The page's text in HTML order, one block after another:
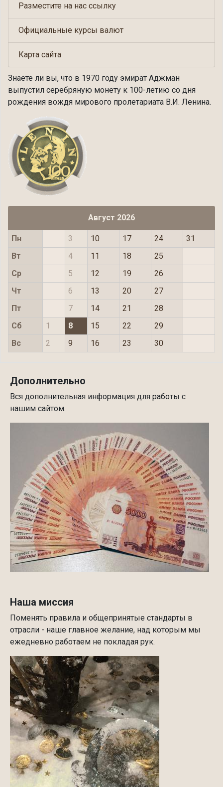
Разместите на нас ссылку
Официальные курсы валют
Карта сайта
Знаете ли вы, что в 1970 году эмират Аджман
выпустил серебряную монету к 100-летию со дня
рождения вождя мирового пролетариата В.И. Ленина.
Август 2026
Пн 3 10 17 24
31
Вт
4 11 18
25
Ср
5 12 19
26
Чт
6 13 20
27
Пт
7 14 21
28
Сб
1 8 15 22
29
Вс
2 9 16 23 30
Дополнительно
Вся дополнительная информация для работы с
нашим сайтом.
Наша миссия
Поменять правила и общепринятые стандарты в
отрасли - наше главное желание, над которым мы
ежедневно работаем не покладая рук.